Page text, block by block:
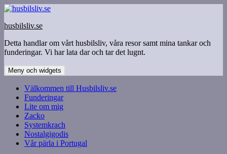
Hoppa
innehåll
husbilsliv.se
Detta handlar om vårt husbilsliv, våra resor samt mina tankar och
funderingar. Vi har lata dar och tar det lugnt.
Meny och widgets
Välkommen till Husbilsliv.se
Funderingar
Lite om mig
Zacko
Systemkrach
Nostalgigodis
Vår pärla i Portugal